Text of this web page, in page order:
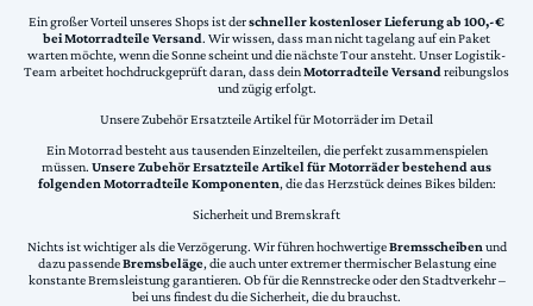
Ein großer Vorteil unseres Shops ist derschneller kostenloser Lieferung ab 100,-€
bei Motorradteile Versand. Wir wissen, dass man nicht tagelang auf ein Paket
warten möchte, wenn die Sonne scheint und die nächste Tour ansteht. Unser Logistik-
Team arbeitet hochdruckgeprüft daran, dass deinMotorradteile Versand reibungslos
und zügig erfolgt.
Unsere Zubehör Ersatzteile Artikel für Motorräder im Detail
Ein Motorrad besteht aus tausenden Einzelteilen, die perfekt zusammenspielen
müssen. Unsere Zubehör Ersatzteile Artikel für Motorräder bestehend aus
folgenden Motorradteile Komponenten, die das Herzstück deines Bikes bilden:
Sicherheit und Bremskraft
Nichts ist wichtiger als die Verzögerung. Wir führen hochwertigeBremsscheiben und
dazu passendeBremsbeläge, die auch unter extremer thermischer Belastung eine
konstante Bremsleistung garantieren. Ob für die Rennstrecke oder den Stadtverkehr –
bei uns findest du die Sicherheit, die du brauchst.